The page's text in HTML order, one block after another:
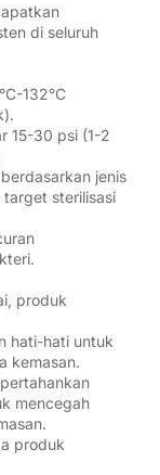
di seluruh
132°C
15-30 psi (1-2
jenis
sterilisasi
produk
hati-hati untuk
kemasan.
mencegah
produk